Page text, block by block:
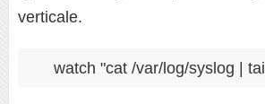
verticale.
watch "cat /var/log/syslog |